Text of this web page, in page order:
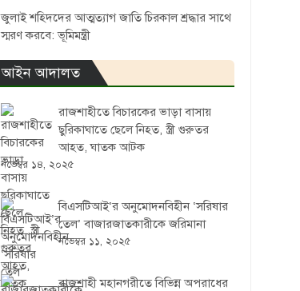
জুলাই শহিদদের আত্মত্যাগ জাতি চিরকাল শ্রদ্ধার সাথে
স্মরণ করবে: ভূমিমন্ত্রী
আইন আদালত
রাজশাহীতে বিচারকের ভাড়া বাসায়
ছুরিকাঘাতে ছেলে নিহত, স্ত্রী গুরুতর
আহত, ঘাতক আটক
নভেম্বর ১৪, ২০২৫
বিএসটিআই’র অনুমোদনবিহীন ‘সরিষার
তেল’ বাজারজাতকারীকে জরিমানা
নভেম্বর ১১, ২০২৫
রাজশাহী মহানগরীতে বিভিন্ন অপরাধের